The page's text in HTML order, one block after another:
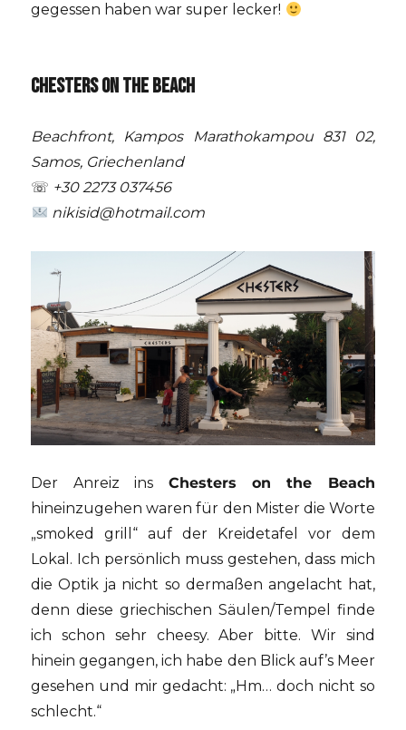
gegessen haben war super lecker!
CHESTERS ON THE BEACH
Beachfront, Kampos Marathokampou 831 02,
Samos, Griechenland
☏ +30 2273 037456
nikisid@hotmail.com
Der Anreiz ins Chesters on the Beach
hineinzugehen waren für den Mister die Worte
„smoked grill“ auf der Kreidetafel vor dem
Lokal. Ich persönlich muss gestehen, dass mich
die Optik ja nicht so dermaßen angelacht hat,
denn diese griechischen Säulen/Tempel finde
ich schon sehr cheesy. Aber bitte. Wir sind
hinein gegangen, ich habe den Blick auf’s Meer
gesehen und mir gedacht: „Hm… doch nicht so
schlecht.“